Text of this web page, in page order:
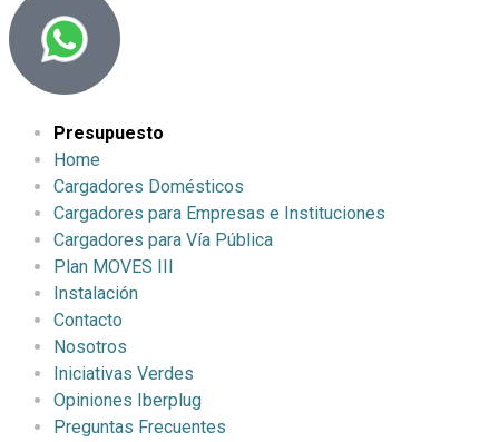
Presupuesto
Home
Cargadores Domésticos
Cargadores para Empresas e Instituciones
Cargadores para Vía Pública
Plan MOVES III
Instalación
Contacto
Nosotros
Iniciativas Verdes
Opiniones Iberplug
Preguntas Frecuentes